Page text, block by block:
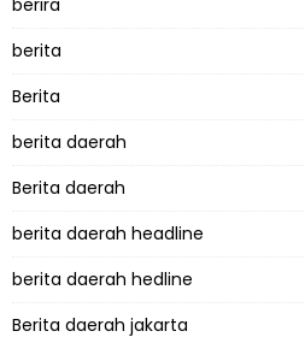
berita
Berita
berita daerah
Berita daerah
berita daerah headline
berita daerah hedline
Berita daerah jakarta